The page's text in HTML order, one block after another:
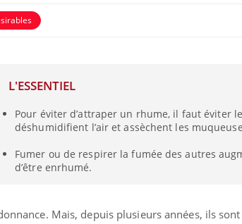
L'ESSENTIEL
Pour éviter d’attraper un rhume, il faut éviter
déshumidifient l’air et assèchent les
Fumer ou de respirer la fumée des autres
d’être enrhumé.
Mais, depuis plusieurs années, ils
Chikungunya, dengue,
West Nile : que se passe-
France ?